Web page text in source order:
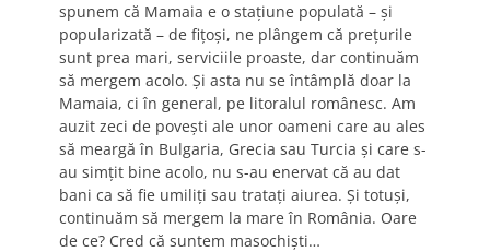
spunem că Mamaia e o stațiune populată – și
popularizată – de fițoși, ne plângem că prețurile
sunt prea mari, serviciile proaste, dar continuăm
să mergem acolo. Și asta nu se întâmplă doar la
Mamaia, ci în general, pe litoralul românesc. Am
auzit zeci de povești ale unor oameni care au ales
să meargă în Bulgaria, Grecia sau Turcia și care s-
au simțit bine acolo, nu s-au enervat că au dat
bani ca să fie umiliți sau tratați aiurea. Și totuși,
continuăm să mergem la mare în România. Oare
de ce? Cred că suntem masochiști…